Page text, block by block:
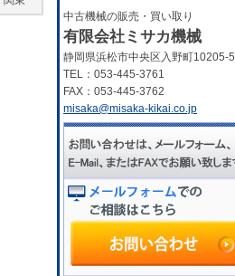
中古機械の販売・買い取り
有限会社ミサカ機械
静岡県浜松市中央区入野町10205-5
TEL：053-445-3761
FAX：053-445-3762
misaka@misaka-kikai.co.jp